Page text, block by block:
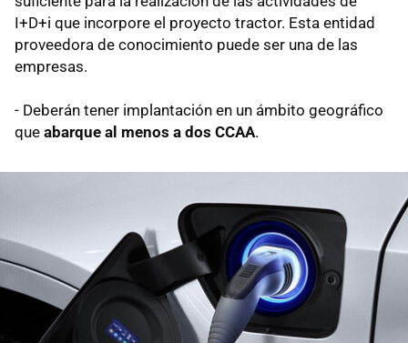
I+D+i que incorpore el proyecto tractor. Esta entidad
proveedora de conocimiento puede ser una de las
empresas.
- Deberán tener implantación en un ámbito geográfico
que abarque al menos a dos CCAA.